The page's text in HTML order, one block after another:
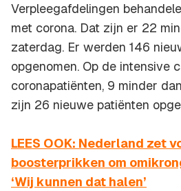
Verpleegafdelingen
met corona. Dat zijn er 22
zaterdag. Er werden 146
opgenomen. Op de intensive
coronapatiënten, 9 minder
zijn 26 nieuwe patiënten
LEES OOK: Nederland zet
boosterprikken om
‘Wij kunnen dat halen’